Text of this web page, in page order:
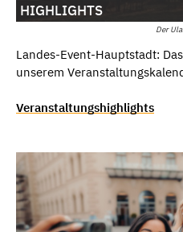
Der
HIGHLIGHTS
Landes-Event-Hauptstadt:
unserem
Veranstaltungshighlights